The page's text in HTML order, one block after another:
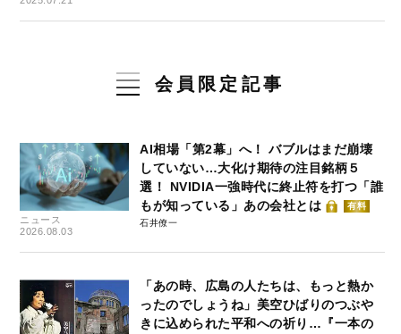
会員限定記事
ニュース
2026.08.03
AI相場「第2幕」へ！ バブルはまだ崩壊
していない…大化け期待の注目銘柄５
選！ NVIDIA一強時代に終止符を打つ「誰
もが知っている」あの会社とは
有料
石井僚一
「あの時、広島の人たちは、もっと熱か
ったのでしょうね」美空ひばりのつぶや
きに込められた平和への祈り…『一本の